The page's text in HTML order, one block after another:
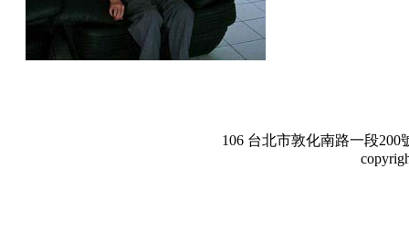
106 台北市敦化南路一段200